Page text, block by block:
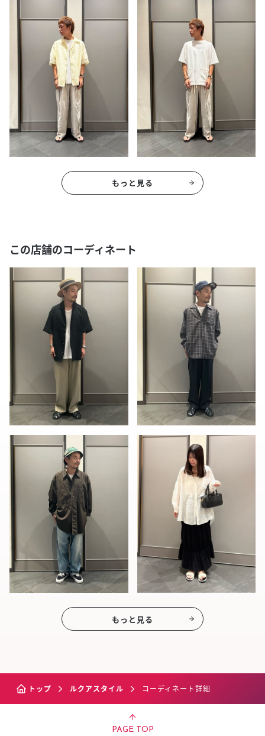
もっと見る
この店舗のコーディネート
もっと見る
トップ ルクアスタイル コーディネート詳細
PAGE TOP